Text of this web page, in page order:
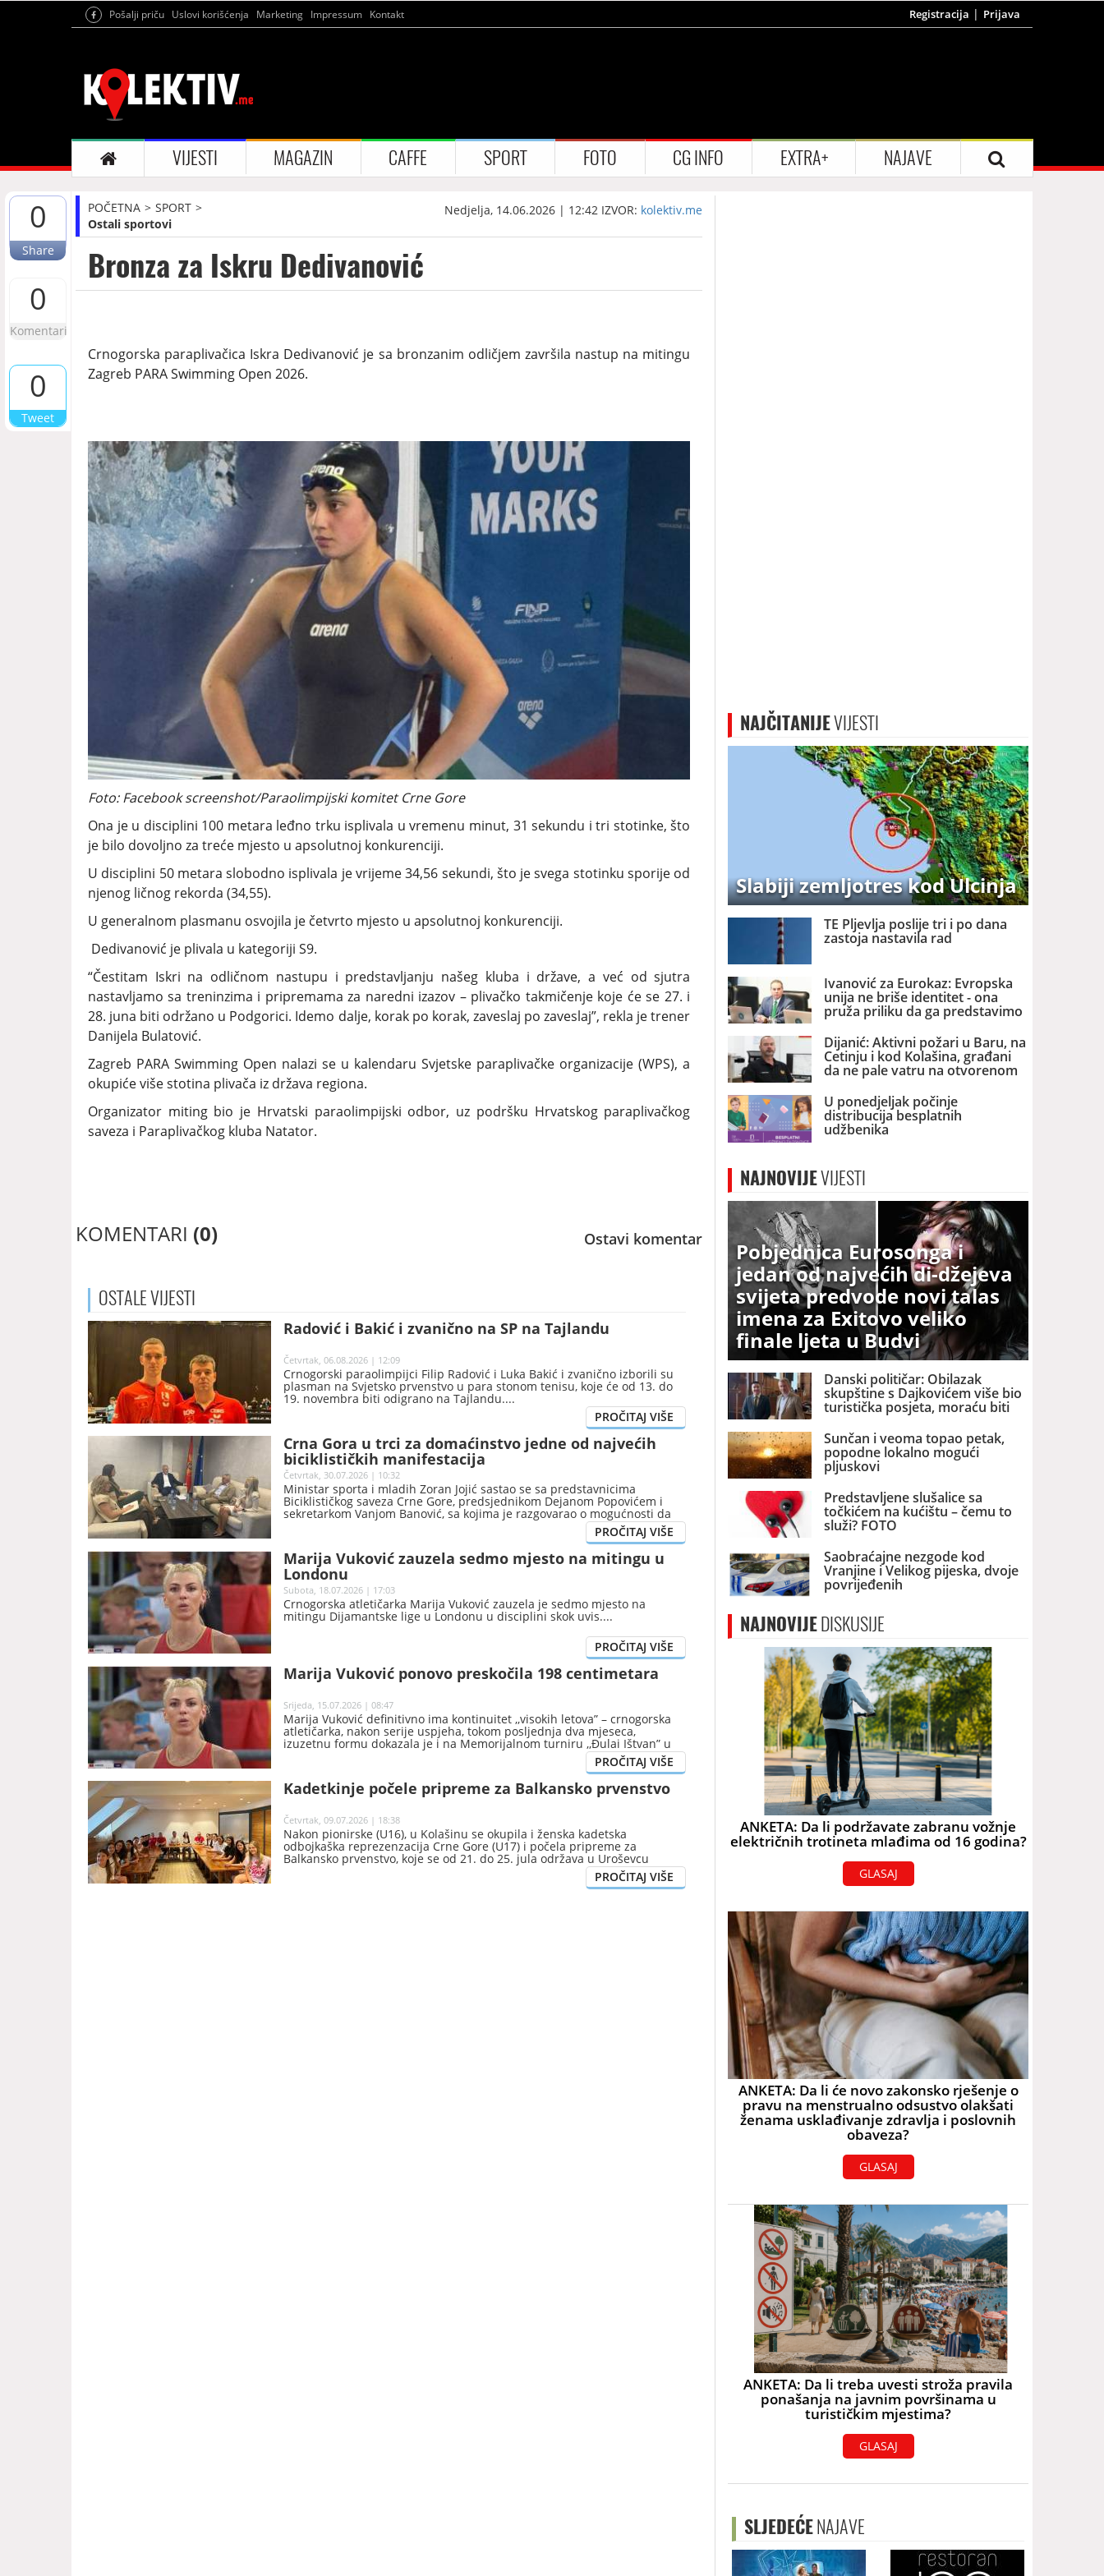
Pošalji priču Uslovi korišćenja Marketing Impressum Kontakt Registracija Prijava
VIJESTI MAGAZIN CAFFE SPORT FOTO CG INFO EXTRA+ NAJAVE
0
Share
0
Komentari
0
Tweet
POČETNA
SPORT
Ostali sportovi
Nedjelja, 14.06.2026 | 12:42 IZVOR: kolektiv.me
Bronza za Iskru Dedivanović
Crnogorska paraplivačica Iskra Dedivanović je sa bronzanim odličjem završila nastup na mitingu
Zagreb PARA Swimming Open 2026.
Foto: Facebook screenshot/Paraolimpijski komitet Crne Gore
Ona je u disciplini 100 metara leđno trku isplivala u vremenu minut, 31 sekundu i tri stotinke, što
je bilo dovoljno za treće mjesto u apsolutnoj konkurenciji.
U disciplini 50 metara slobodno isplivala je vrijeme 34,56 sekundi, što je svega stotinku sporije od
njenog ličnog rekorda (34,55).
U generalnom plasmanu osvojila je četvrto mjesto u apsolutnoj konkurenciji.
Dedivanović je plivala u kategoriji S9.
“Čestitam Iskri na odličnom nastupu i predstavljanju našeg kluba i države, a već od sjutra
nastavljamo sa treninzima i pripremama za naredni izazov – plivačko takmičenje koje će se 27. i
28. juna biti održano u Podgorici. Idemo dalje, korak po korak, zaveslaj po zaveslaj”, rekla je trener
Danijela Bulatović.
Zagreb PARA Swimming Open nalazi se u kalendaru Svjetske paraplivačke organizacije (WPS), a
okupiće više stotina plivača iz država regiona.
Organizator miting bio je Hrvatski paraolimpijski odbor, uz podršku Hrvatskog paraplivačkog
saveza i Paraplivačkog kluba Natator.
KOMENTARI (0) Ostavi komentar
OSTALEVIJESTI
Radović i Bakić i zvanično na SP na Tajlandu
Četvrtak, 06.08.2026 | 12:09
Crnogorski paraolimpijci Filip Radović i Luka Bakić i zvanično izborili su
plasman na Svjetsko prvenstvo u para stonom tenisu, koje će od 13. do
19. novembra biti odigrano na Tajlandu.
Crna Gora u trci za domaćinstvo jedne od najvećih
biciklističkih manifestacija
Četvrtak, 30.07.2026 | 10:32
Ministar sporta i mladih Zoran Jojić sastao se sa predstavnicima
Biciklističkog saveza Crne Gore, predsjednikom Dejanom Popovićem i
sekretarkom Vanjom Banović, sa kojima je razgovarao o mogućnosti da
Crna Gora u narednom periodu bude domaćin pojedinih etapa jedne od
najprestižnijih svjetskih biciklističkih trka-“Giro d’Italia“.
Marija Vuković zauzela sedmo mjesto na mitingu u
Londonu
Subota, 18.07.2026 | 17:03
Crnogorska atletičarka Marija Vuković zauzela je sedmo mjesto na
mitingu Dijamantske lige u Londonu u disciplini skok uvis.
Marija Vuković ponovo preskočila 198 centimetara
Srijeda, 15.07.2026 | 08:47
Marija Vuković definitivno ima kontinuitet ,,visokih letova” – crnogorska
atletičarka, nakon serije uspjeha, tokom posljednja dva mjeseca,
izuzetnu formu dokazala je i na Memorijalnom turniru ,,Đulai Ištvan” u
Budimpešti, koji je dio zlatne kontinentalne serije, gdje je osvojila treće
mjesto sa preskočenih 198 centimetra! Dakle, baš kao i 3.juna Marija je
,,letjela” iznad 198, pa je očigledno samo pitanje dana kada će preći
magičnu granicu od dva metra!
Kadetkinje počele pripreme za Balkansko prvenstvo
Četvrtak, 09.07.2026 | 18:38
Nakon pionirske (U16), u Kolašinu se okupila i ženska kadetska
odbojkaška reprezenzacija Crne Gore (U17) i počela pripreme za
Balkansko prvenstvo, koje se od 21. do 25. jula održava u Uroševcu
NAJČITANIJEVIJESTI
Slabiji zemljotres kod Ulcinja
TE Pljevlja poslije tri i po dana
zastoja nastavila rad
Ivanović za Eurokaz: Evropska
unija ne briše identitet - ona
pruža priliku da ga predstavimo
Evropi i svijetu
Dijanić: Aktivni požari u Baru, na
Cetinju i kod Kolašina, građani
da ne pale vatru na otvorenom
U ponedjeljak počinje
distribucija besplatnih
udžbenika
NAJNOVIJEVIJESTI
Pobjednica Eurosonga i
jedan od najvećih di-džejeva
svijeta predvode novi talas
imena za Exitovo veliko
finale ljeta u Budvi
Danski političar: Obilazak
skupštine s Dajkovićem više bio
turistička posjeta, moraću biti
pažljiviji kome ću biti vodič
Sunčan i veoma topao petak,
popodne lokalno mogući
pljuskovi
Predstavljene slušalice sa
točkićem na kućištu – čemu to
služi? FOTO
Saobraćajne nezgode kod
Vranjine i Velikog pijeska, dvoje
povrijeđenih
NAJNOVIJEDISKUSIJE
ANKETA: Da li podržavate zabranu vožnje
električnih trotineta mlađima od 16 godina?
GLASAJ
ANKETA: Da li će novo zakonsko rješenje o
pravu na menstrualno odsustvo olakšati
ženama usklađivanje zdravlja i poslovnih
obaveza?
GLASAJ
ANKETA: Da li treba uvesti stroža pravila
ponašanja na javnim površinama u
turističkim mjestima?
GLASAJ
SLJEDEĆENAJAVE